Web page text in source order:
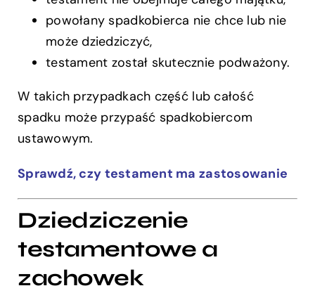
powołany spadkobierca nie chce lub nie
może dziedziczyć,
testament został skutecznie podważony.
W takich przypadkach część lub całość
spadku może przypaść spadkobiercom
ustawowym.
Sprawdź, czy testament ma zastosowanie
Dziedziczenie
testamentowe a
zachowek